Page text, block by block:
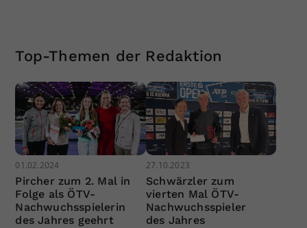
Top-Themen der Redaktion
01.02.2024
Pircher zum 2. Mal in
Folge als ÖTV-
Nachwuchsspielerin
des Jahres geehrt
27.10.2023
Schwärzler zum
vierten Mal ÖTV-
Nachwuchsspieler
des Jahres